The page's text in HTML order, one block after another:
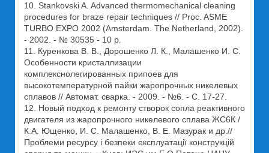
10. Stankovski A. Advanced thermomechanical cleaning
procedures for braze repair techniques // Proc. ASME
TURBO EXPO 2002 (Amsterdam. The Netherland, 2002).
- 2002. - № 30535 - 10 p.
11. Куренкова В. В., Дорошенко Л. К., Малашенко И. С.
Особенности кристаллизации
комплекснолегированных припоев для
высокотемпературной пайки жаропрочных никелевых
сплавов // Автомат. сварка. - 2009. - №6. - С. 17-27.
12. Новый подход к ремонту створок сопла реактивного
двигателя из жаропрочного никелевого сплава ЖС6К /
К.А. Ющенко, И. С. Малашенко, В. Е. Мазурак и др.//
Проблеми ресурсу і безпеки експлуатації конструкцій